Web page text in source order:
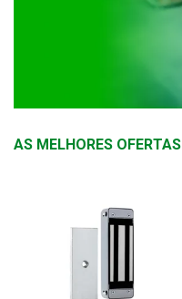
AS MELHORES OFERTAS